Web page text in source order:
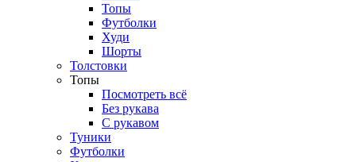
Топы
Футболки
Худи
Шорты
Толстовки
Топы
Посмотреть всё
Без рукава
С рукавом
Туники
Футболки